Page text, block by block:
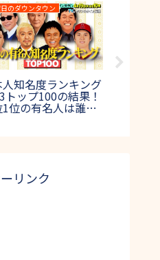
のダウンタウン
人知名度ランキング
トップ100の結果！
位の有名人は誰？
リンク